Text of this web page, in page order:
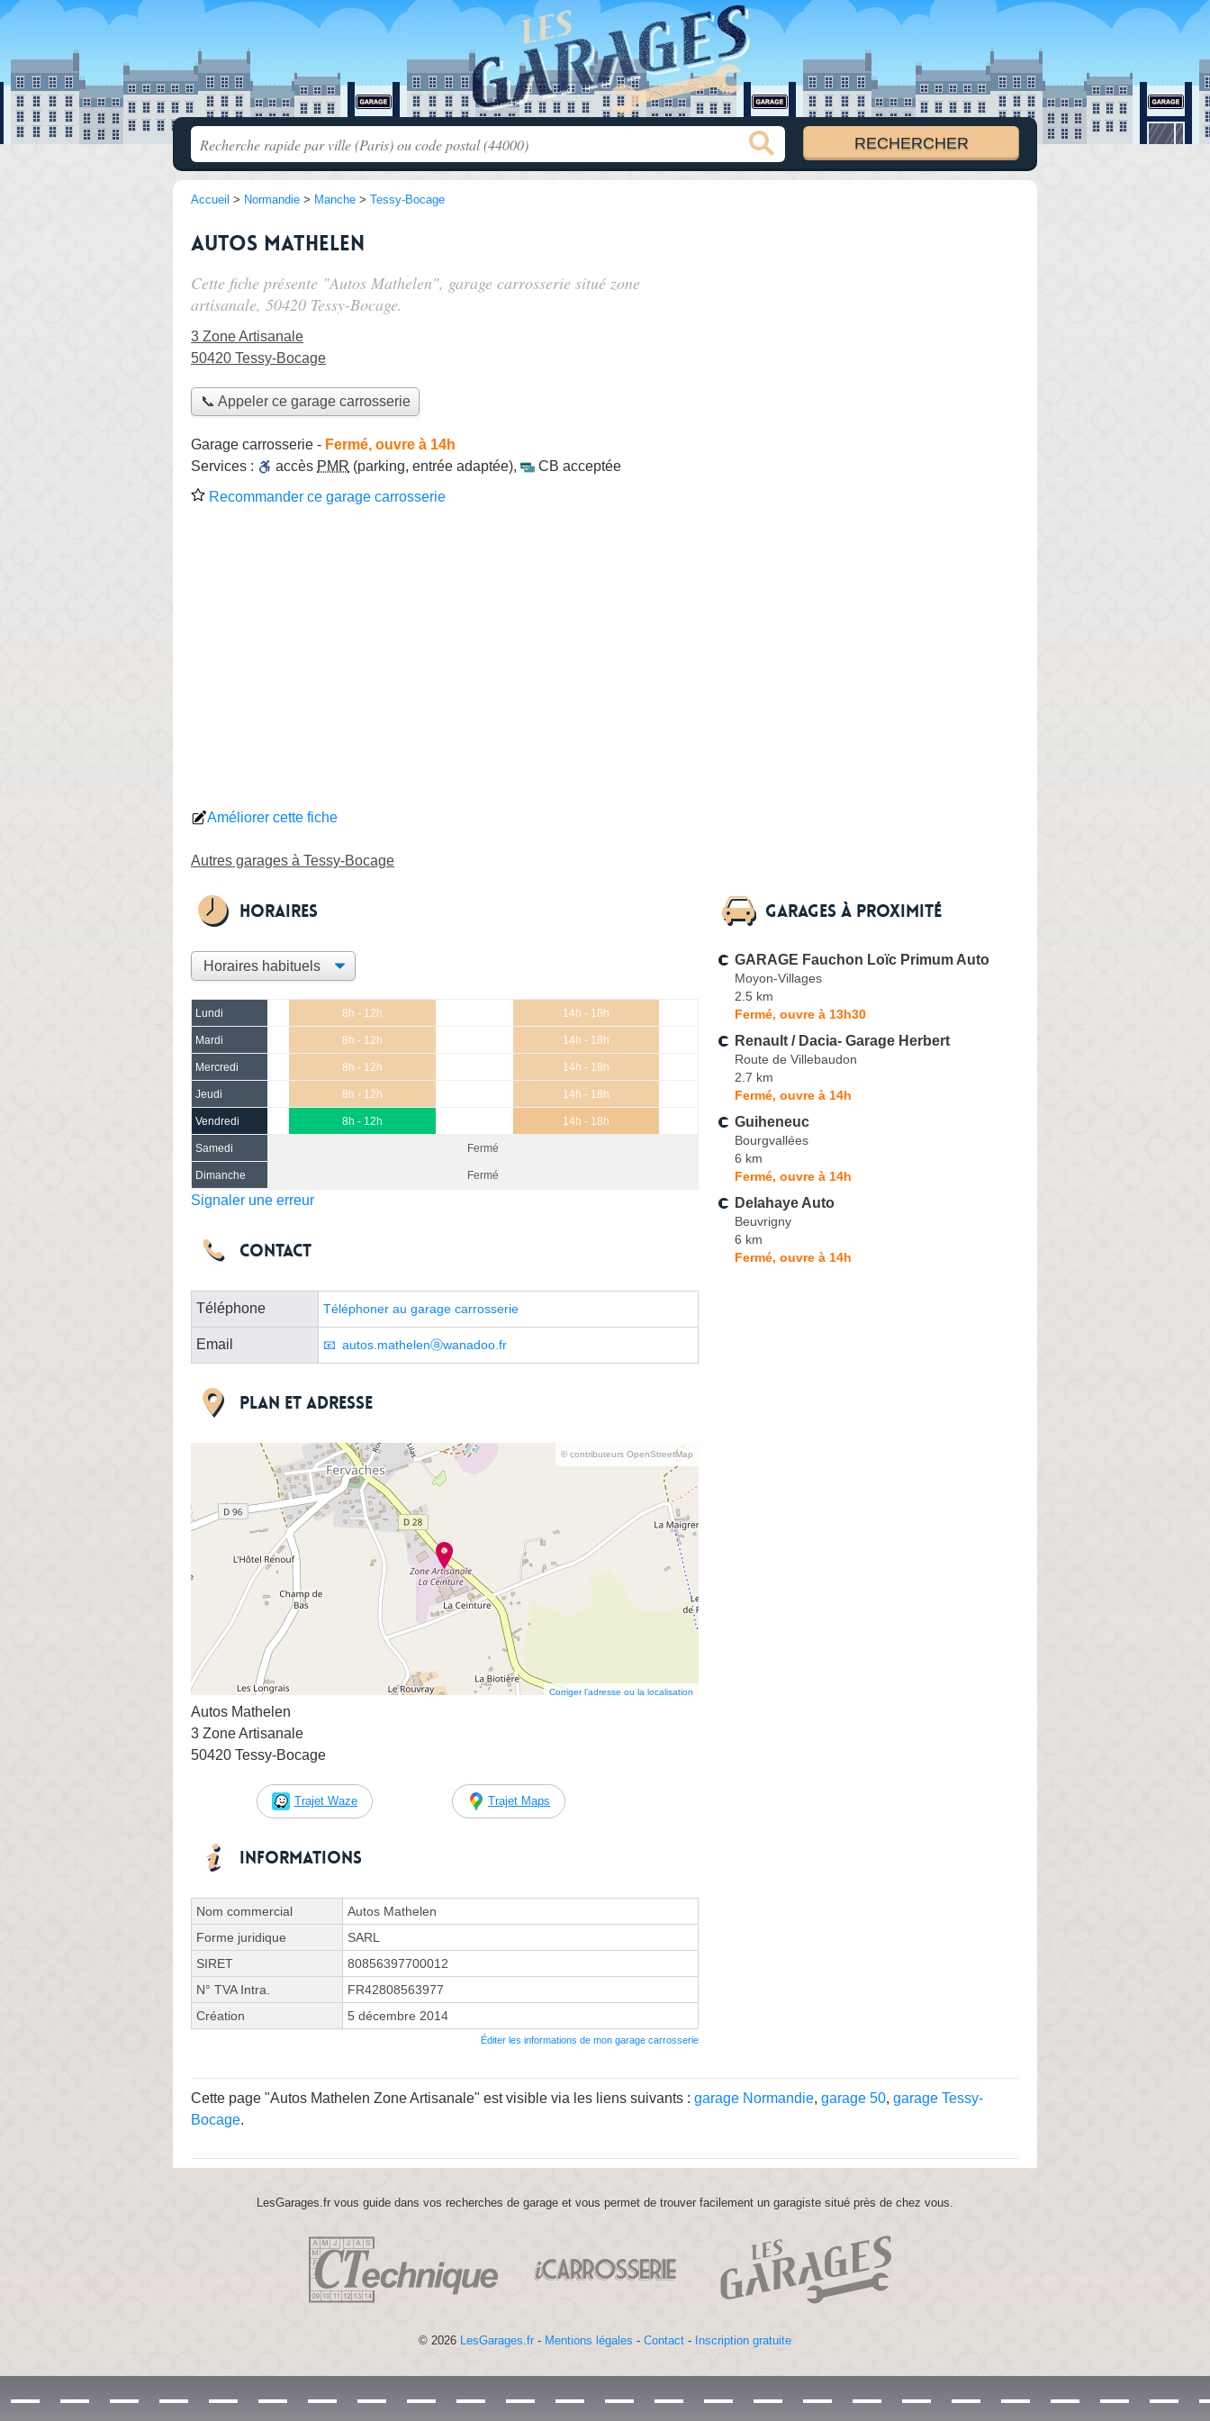
Accueil > Normandie > Manche > Tessy-Bocage
Autos Mathelen
Cette fiche présente "Autos Mathelen", garage carrosserie situé zone
artisanale, 50420 Tessy-Bocage.
3 Zone Artisanale
50420 Tessy-Bocage
📞 Appeler ce garage carrosserie
Garage carrosserie - Fermé, ouvre à 14h
Services :
accès PMR (parking, entrée adaptée),
CB acceptée
Recommander ce garage carrosserie
Améliorer cette fiche
Autres garages à Tessy-Bocage
Horaires
Lundi 8h - 12h 14h - 18h
Mardi 8h - 12h 14h - 18h
Mercredi 8h - 12h 14h - 18h
Jeudi 8h - 12h 14h - 18h
Vendredi 8h - 12h 14h - 18h
Samedi Fermé
Dimanche Fermé
Signaler une erreur
Contact
Téléphone Téléphoner au garage carrosserie
Email autos.mathelenⓐwanadoo.fr
Plan et adresse
© contributeurs OpenStreetMap
Corriger l’adresse ou la localisation
Autos Mathelen
3 Zone Artisanale
50420 Tessy-Bocage
Trajet Waze Trajet Maps
Informations
Nom commercial
Autos Mathelen
Forme juridique
SARL
SIRET
80856397700012
N° TVA Intra.
FR42808563977
Création
5 décembre 2014
Éditer les informations de mon garage carrosserie
Garages à proximité
GARAGE Fauchon Loïc Primum Auto
Moyon-Villages
2.5 km
Fermé, ouvre à 13h30
Renault / Dacia- Garage Herbert
Route de Villebaudon
2.7 km
Fermé, ouvre à 14h
Guiheneuc
Bourgvallées
6 km
Fermé, ouvre à 14h
Delahaye Auto
Beuvrigny
6 km
Fermé, ouvre à 14h
Cette page "Autos Mathelen Zone Artisanale" est visible via les liens suivants : garage Normandie, garage 50, garage Tessy-
Bocage.
LesGarages.fr vous guide dans vos recherches de garage et vous permet de trouver facilement un garagiste situé près de chez vous.
© 2026 LesGarages.fr - Mentions légales - Contact - Inscription gratuite